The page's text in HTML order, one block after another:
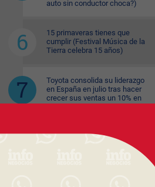
auto sin conductor choca?)
15 primaveras tienes que
cumplir (Festival Música de la
Tierra celebra 15 años)
Toyota consolida su liderazgo
en España en julio tras hacer
crecer sus ventas un 10% en
El copetín hizo punta en el
primer semestre (aumento de